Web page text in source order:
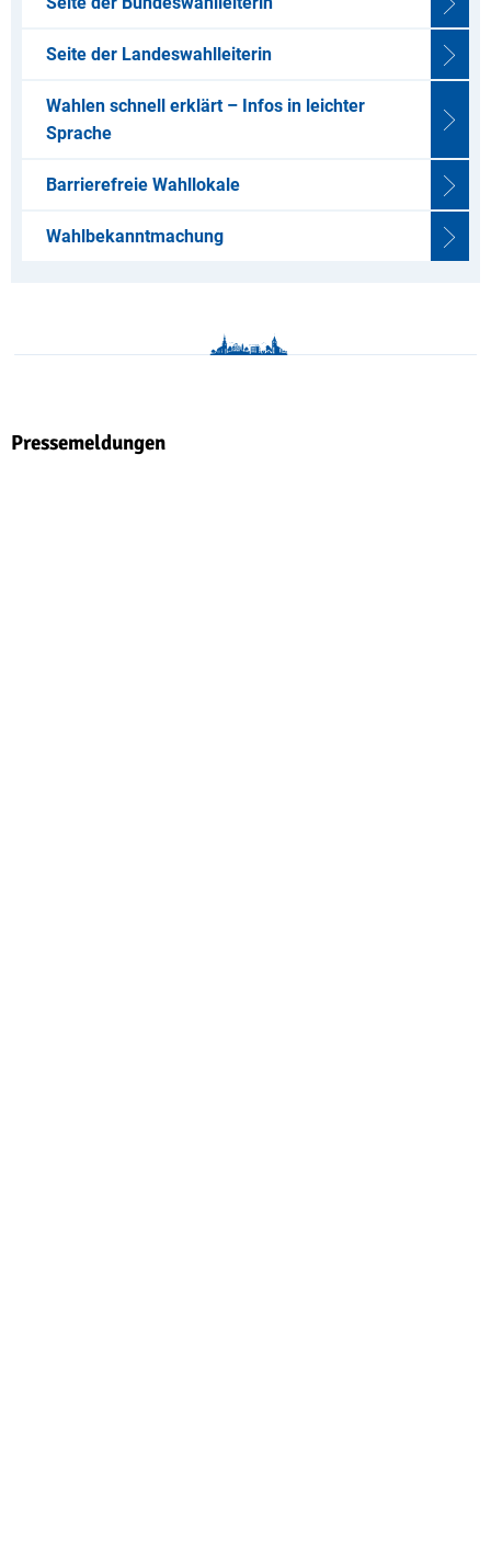
Seite der Landeswahlleiterin
Wahlen schnell erklärt – Infos in leichter
Sprache
Barrierefreie Wahllokale
Wahlbekanntmachung
Pressemeldungen